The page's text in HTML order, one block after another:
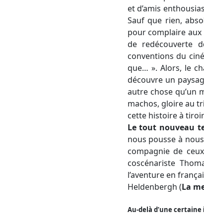
et d’amis
Sauf que rien,
pour complaire
de redécouverte
conventions du
que… ». Alors, le
découvre un
autre chose qu’un
machos, gloire au
cette histoire à
Le tout nouveau
nous pousse à
compagnie de
coscénariste
l’aventure en
Heldenbergh (La
Au-delà d’une certaine